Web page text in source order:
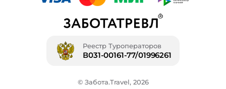
Реестр Туроператоров
В031-00161-77/01996261
© Забота.Travel, 2026